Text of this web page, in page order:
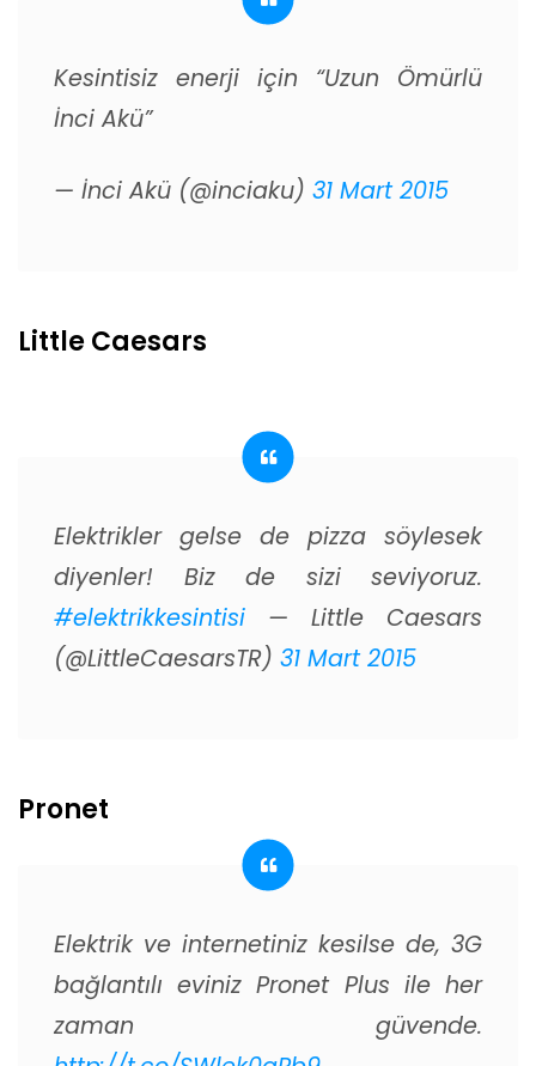
Kesintisiz enerji için “Uzun Ömürlü
İnci Akü”
— İnci Akü (@inciaku) 31 Mart 2015
Little Caesars
Elektrikler gelse de pizza söylesek
diyenler! Biz de sizi seviyoruz.
#elektrikkesintisi — Little Caesars
(@LittleCaesarsTR) 31 Mart 2015
Pronet
Elektrik ve internetiniz kesilse de, 3G
bağlantılı eviniz Pronet Plus ile her
zaman güvende.